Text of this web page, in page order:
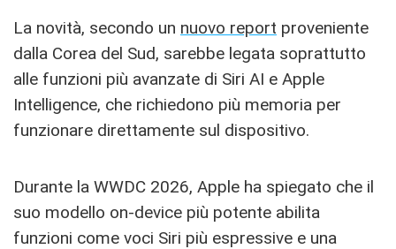
La novità, secondo un nuovo report proveniente
dalla Corea del Sud, sarebbe legata soprattutto
alle funzioni più avanzate di Siri AI e Apple
Intelligence, che richiedono più memoria per
funzionare direttamente sul dispositivo.
Durante la WWDC 2026, Apple ha spiegato che il
suo modello on-device più potente abilita
funzioni come voci Siri più espressive e una